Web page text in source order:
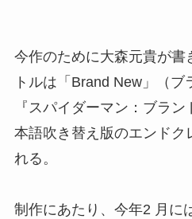
今作のために大森元貴が書
トルは「Brand New」（ブ
『スパイダーマン：ブラ
本語吹き替え版のエンドク
れる。
制作にあたり、今年2 月に